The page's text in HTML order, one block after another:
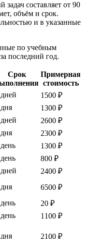
составляет от 90
объём и срок.
и в указанные
по учебным
последний год.
Срок
Примерная
стоимость
1500 ₽
1300 ₽
2600 ₽
2300 ₽
1300 ₽
800 ₽
2400 ₽
6500 ₽
20 ₽
1100 ₽
2100 ₽